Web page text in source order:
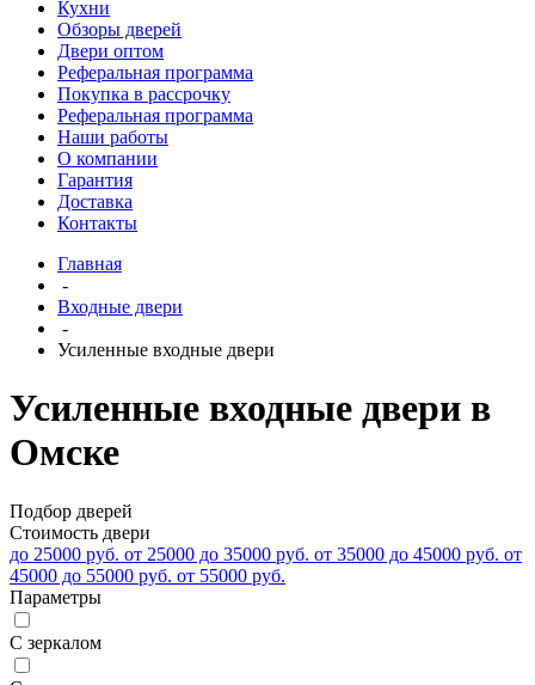
Кухни
Обзоры дверей
Двери оптом
Реферальная программа
Покупка в рассрочку
Реферальная программа
Наши работы
О компании
Гарантия
Доставка
Контакты
Главная
-
Входные двери
-
Усиленные входные двери
Усиленные входные двери в
Омске
Подбор дверей
Стоимость двери
до 25000 руб. от 25000 до 35000 руб. от 35000 до 45000 руб. от
45000 до 55000 руб. от 55000 руб.
Параметры
С зеркалом